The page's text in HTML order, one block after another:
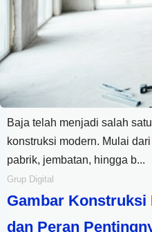
Baja telah menjadi salah
konstruksi modern. Mulai
pabrik, jembatan, hingga b...
Grup Digital
Gambar Konstruksi
dan Peran